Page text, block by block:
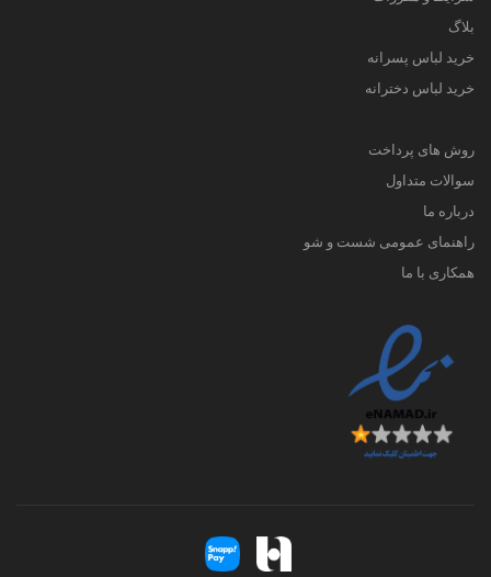
بلاگ
خرید لباس پسرانه
خرید لباس دخترانه
روش های پرداخت
سوالات متداول
درباره ما
راهنمای عمومی شست و شو
همکاری با ما